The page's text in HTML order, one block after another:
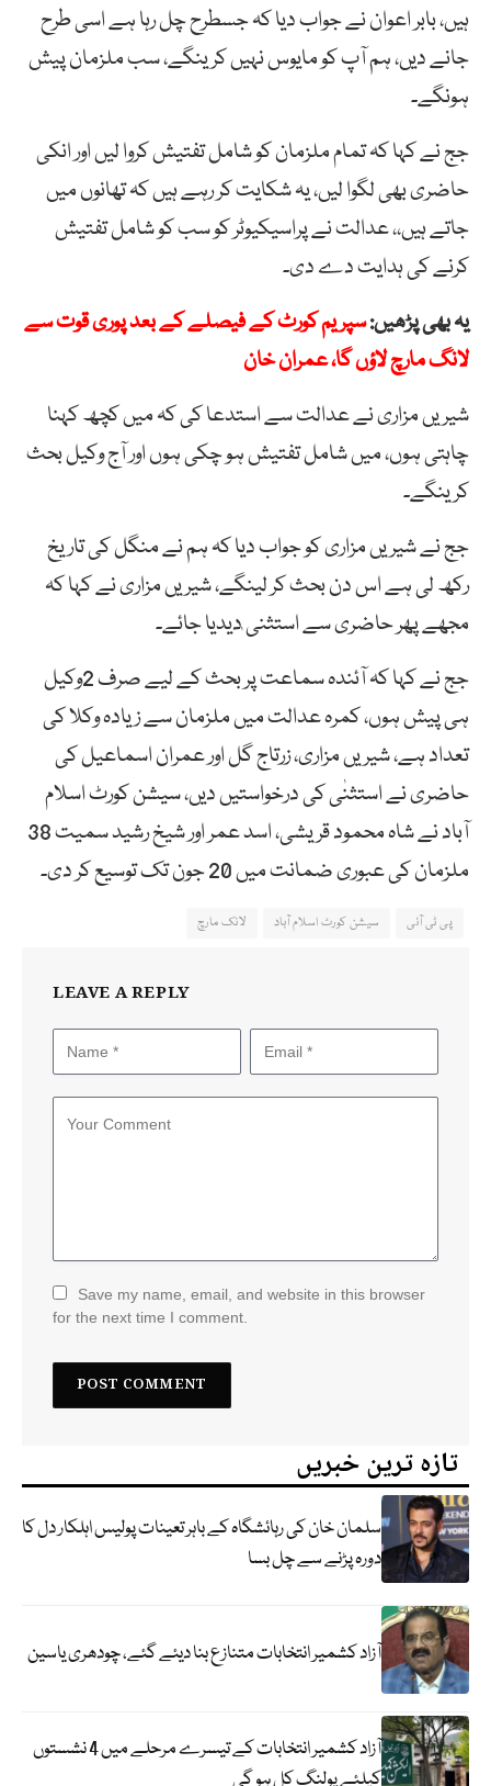
ہیں، بابر اعوان نے جواب دیا کہ جسطرح چل رہا ہے اسی طرح
جانے دیں، ہم آپ کو مایوس نہیں کرینگے، سب ملزمان پیش
ہونگے۔
جج نے کہا کہ تمام ملزمان کو شامل تفتیش کروا لیں اور انکی
حاضری بھی لگوا لیں، یہ شکایت کر رہے ہیں کہ تھانوں میں
جاتے ہیں،، عدالت نے پراسیکیوٹر کو سب کو شامل تفتیش
کرنے کی ہدایت دے دی۔
یہ بھی پڑھیں:سپریم کورٹ کے فیصلے کے بعد پوری قوت سے
لانگ مارچ لاؤں گا، عمران خان
شیریں مزاری نے عدالت سے استدعا کی کہ میں کچھ کہنا
چاہتی ہوں، میں شامل تفتیش ہو چکی ہوں اور آج وکیل بحث
کرینگے۔
جج نے شیریں مزاری کو جواب دیا کہ ہم نے منگل کی تاریخ
رکھ لی ہے اس دن بحث کر لینگے، شیریں مزاری نے کہا کہ
مجھے پھر حاضری سے استثنی ٰدیدیا جائے۔
جج نے کہا کہ آئندہ سماعت پر بحث کے لیے صرف 2وکیل
ہی پیش ہوں، کمرہ عدالت میں ملزمان سے زیادہ وکلا کی
تعداد ہے، شیریں مزاری، زرتاج گل اور عمران اسماعیل کی
حاضری نے استثنٰی کی درخواستیں دیں، سیشن کورٹ اسلام
آباد نے شاہ محمود قریشی، اسد عمر اور شیخ رشید سمیت 38
ملزمان کی عبوری ضمانت میں 20 جون تک توسیع کر دی۔
پی ٹی آئی سیشن کورٹ اسلام آباد لانک مارچ
LEAVE A REPLY
Save my name, email, and website in this browser
for the next time I comment.
تازہ ترین خبریں
سلمان خان کی رہائشگاہ کے باہر تعینات پولیس اہلکار دل کا
دورہ پڑنے سے چل بسا
آزاد کشمیر انتخابات متنازع بنا دیئے گئے، چودھری یاسین
آزاد کشمیر انتخابات کے تیسرے مرحلے میں 4 نشستوں
کیلئے پولنگ کل ہو گی